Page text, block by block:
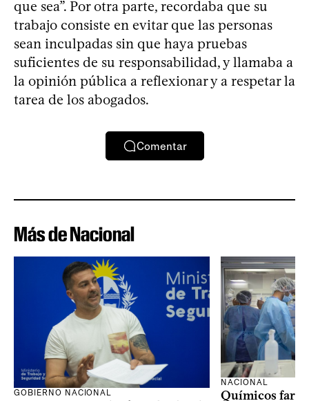
que sea”. Por otra parte, recordaba que su
trabajo consiste en evitar que las personas
sean inculpadas sin que haya pruebas
suficientes de su responsabilidad, y llamaba a
la opinión pública a reflexionar y a respetar la
tarea de los abogados.
Comentar
Más de Nacional
GOBIERNO NACIONAL
NACIONAL
Químicos